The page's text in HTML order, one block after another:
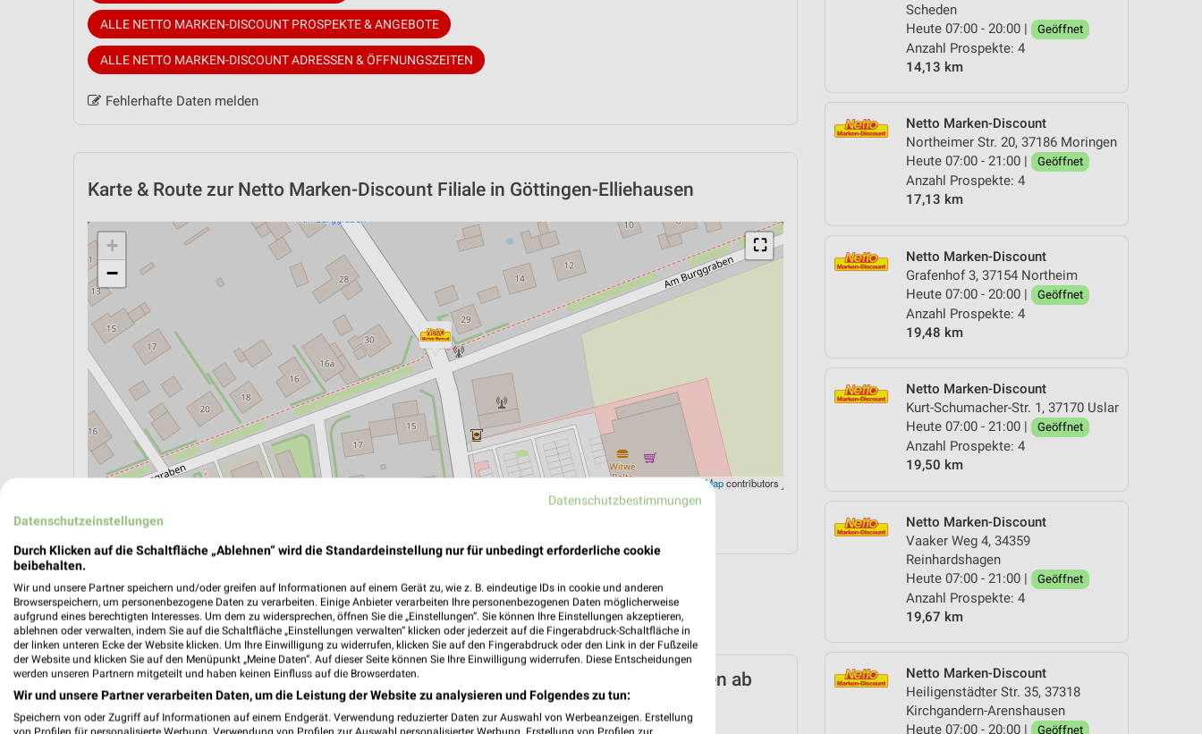
Scheden
Heute 07:00 - 20:00 |
Geöffnet
Anzahl Prospekte: 4
14,13 km
Netto Marken-Discount
Northeimer Str. 20, 37186 Moringen
Heute 07:00 - 21:00 |
Geöffnet
Anzahl Prospekte: 4
17,13 km
Netto Marken-Discount
Grafenhof 3, 37154 Northeim
Heute 07:00 - 20:00 |
Geöffnet
Anzahl Prospekte: 4
19,48 km
Netto Marken-Discount
Kurt-Schumacher-Str. 1, 37170 Uslar
Heute 07:00 - 21:00 |
Geöffnet
Anzahl Prospekte: 4
19,50 km
Netto Marken-Discount
Vaaker Weg 4, 34359
Reinhardshagen
Heute 07:00 - 21:00 |
Geöffnet
Anzahl Prospekte: 4
19,67 km
Netto Marken-Discount
Heiligenstädter Str. 35, 37318
Kirchgandern-Arenshausen
Heute 07:00 - 20:00 |
Geöffnet
ALLE NETTO MARKEN-DISCOUNT PROSPEKTE & ANGEBOTE
ALLE NETTO MARKEN-DISCOUNT ADRESSEN & ÖFFNUNGSZEITEN
Fehlerhafte Daten melden
Karte & Route zur Netto Marken-Discount Filiale in Göttingen-Elliehausen
⛶
+
−
Leaflet OpenStreetMapcontributors
ÖPNV ANZEIGEN
Aktuelle Angebote in dieser Filiale
Anzahl Prospekte: 4
Letztes Prospektupdate: Gestern
Netto Marken-Discount Prospekt für Göttingen ab
Mo. den 03.08.
Datenschutzbestimmungen
Datenschutzeinstellungen
Durch Klicken auf die Schaltfläche „Ablehnen“ wird die Standardeinstellung nur für unbedingt erforderliche cookie
beibehalten.
Wir und unsere Partner speichern und/oder greifen auf Informationen auf einem Gerät zu, wie z. B. eindeutige IDs in cookie und anderen
Browserspeichern, um personenbezogene Daten zu verarbeiten. Einige Anbieter verarbeiten Ihre personenbezogenen Daten möglicherweise
aufgrund eines berechtigten Interesses. Um dem zu widersprechen, öffnen Sie die „Einstellungen“. Sie können Ihre Einstellungen akzeptieren,
ablehnen oder verwalten, indem Sie auf die Schaltfläche „Einstellungen verwalten“ klicken oder jederzeit auf die Fingerabdruck-Schaltfläche in
der linken unteren Ecke der Website klicken. Um Ihre Einwilligung zu widerrufen, klicken Sie auf den Fingerabdruck oder den Link in der Fußzeile
der Website und klicken Sie auf den Menüpunkt „Meine Daten“. Auf dieser Seite können Sie Ihre Einwilligung widerrufen. Diese Entscheidungen
werden unseren Partnern mitgeteilt und haben keinen Einfluss auf die Browserdaten.
Wir und unsere Partner verarbeiten Daten, um die Leistung der Website zu analysieren und Folgendes zu tun:
Speichern von oder Zugriff auf Informationen auf einem Endgerät. Verwendung reduzierter Daten zur Auswahl von Werbeanzeigen. Erstellung